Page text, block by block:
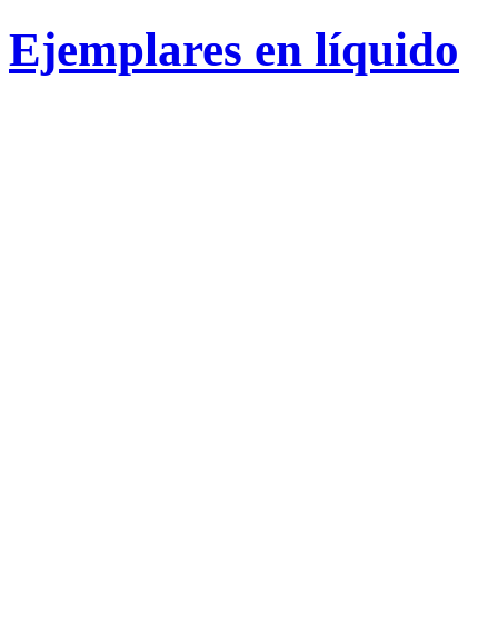
Ejemplares en líquido